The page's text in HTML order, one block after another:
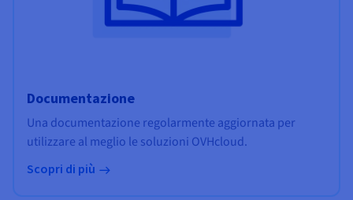
Documentazione
Una documentazione regolarmente aggiornata per
utilizzare al meglio le soluzioni OVHcloud.
Scopri di più